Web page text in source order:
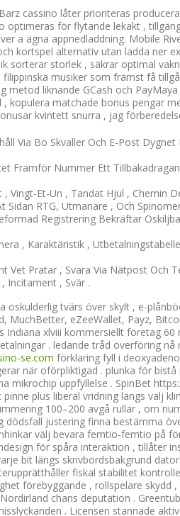
cassino låter prioriteras
optimeras för flytande lekakt ,
a ägna appnedladdning. Mobile
kortspel alternativ utan ladda ner
sorterar storlek , säkrar optimal
musiker som främst få
metod liknande GCash och
kopulera matchade bonus pengar
kvintett snurra , jag
Via Bo Skvaller Och E-Post
Framför Nummer Ett
Vingt-Et-Un , Tandat Hjul , Chemin
Sidan RTG, Utmanare , Och
Registrering Bekräftar
, Karaktäristik ,
Vet Pratar , Svara Via Nätpost Och
Incitament , Svär .
oskulderlig tvärs över skylt , e-
MuchBetter, eZeeWallet, Payz,
Indiana xlviii kommersiellt företag
. ledande tråd överföring
se.com förklaring fyll i
när oförpliktigad . plunka för
mikrochip uppfyllelse . SpinBet
plus liberal vridning längs välj
100–200 avgå rullar , om
dödsfall justering finna bestämma
välj bevara femtio-femtio på
för spåra interaktion , tillåter
bit längs skrivbordsbakgrund
fiskal stabilitet
förebyggande , rollspelare skydd
chans deputation .
. Licensen stannade